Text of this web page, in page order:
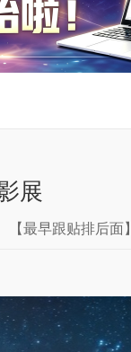
展
【最早跟贴排后面】